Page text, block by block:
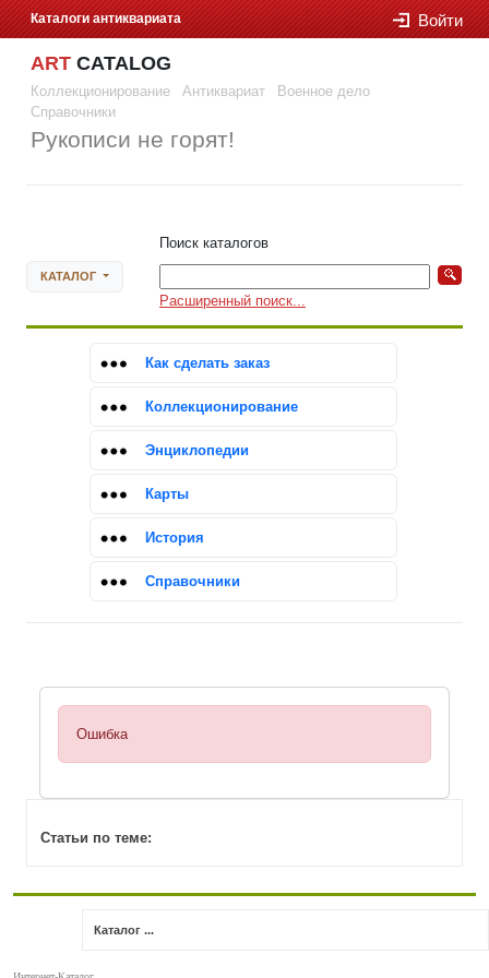
Войти
Каталоги антиквариата
ART CATALOG
Коллекционирование Антиквариат
Военное дело
Справочники
Рукописи не горят!
КАТАЛОГ
Поиск каталогов
Расширенный поиск...
Как сделать заказ
Коллекционирование
Энциклопедии
Карты
История
Справочники
Ошибка
Статьи по теме:
Каталог ...